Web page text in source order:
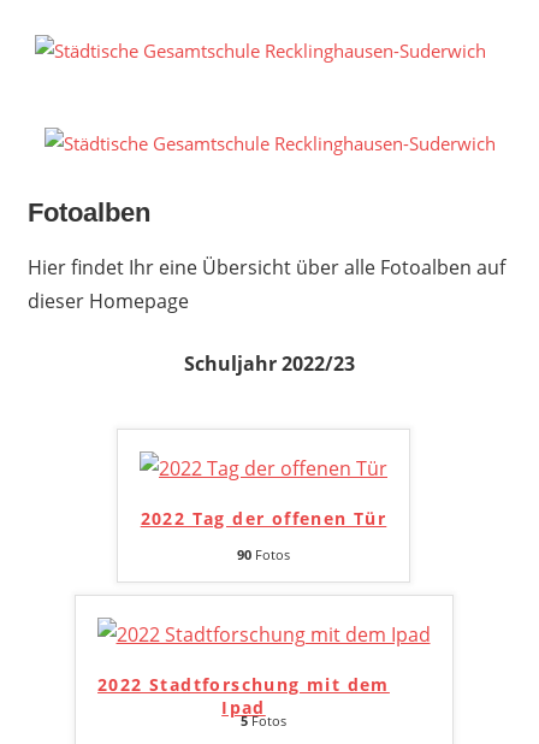
Inhalt
Fotoalben
Hier findet Ihr eine Übersicht über alle Fotoalben auf
dieser Homepage
Schuljahr 2022/23
2022 Tag der offenen Tür
90 Fotos
2022 Stadtforschung mit dem
Ipad
5Fotos